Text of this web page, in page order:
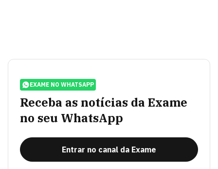
EXAME NO WHATSAPP
Receba as notícias da Exame
no seu WhatsApp
Entrar no canal da Exame